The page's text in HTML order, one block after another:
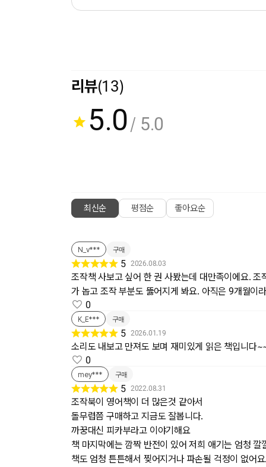
리뷰(13)
5.0/ 5.0
최신순 평점순 좋아요순
N_v*** 구매
5 2026.08.03
조작책 사보고 싶어 한 권 사봤는데 대만족이에요.
가 놉고 조작 부분도 뚫어지게 봐요. 아직은 9개월이
0
K_E*** 구매
5 2026.01.19
소리도 내보고 만져도 보며 재미있게 읽은 책입니다
0
mey*** 구매
5 2022.08.31
조작북이 영어책이 더 많은것 같아서
돌무렵쯤 구매하고 지금도 잘봅니다.
까꿍대신 피카부라고 이야기해요
책 마지막에는 깜짝 반전이 있어 저희 애기는 엄청 깔
책도 엄청 튼튼해서 찢어지거나 파손될 걱정이 없어